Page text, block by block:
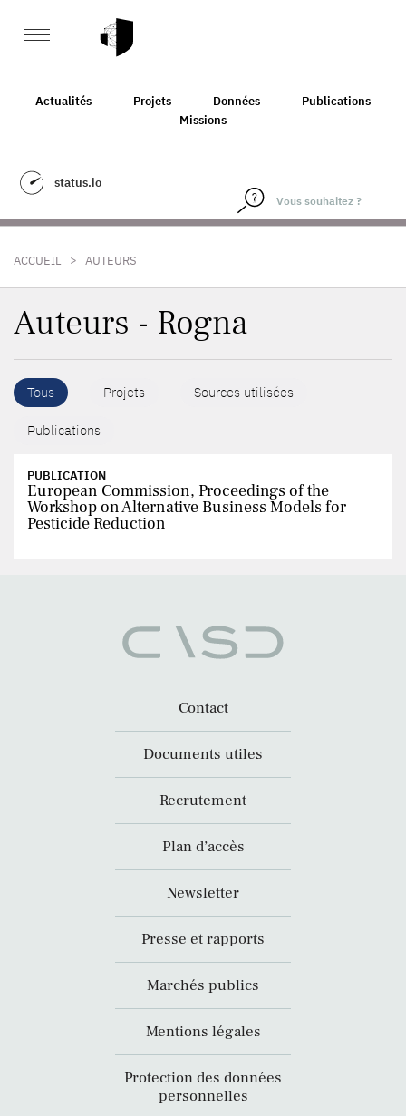
Actualités Projets Données
Publications
Missions
status.io
ACCUEIL > AUTEURS
Auteurs - Rogna
Tous Projets Sources utilisées
Publications
PUBLICATION
European Commission, Proceedings of the
Workshop on Alternative Business Models for
Pesticide Reduction
Contact
Documents utiles
Recrutement
Plan d’accès
Newsletter
Presse et rapports
Marchés publics
Mentions légales
Protection des données
personnelles